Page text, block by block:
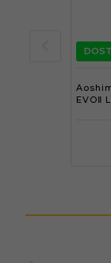
EVOⅡ